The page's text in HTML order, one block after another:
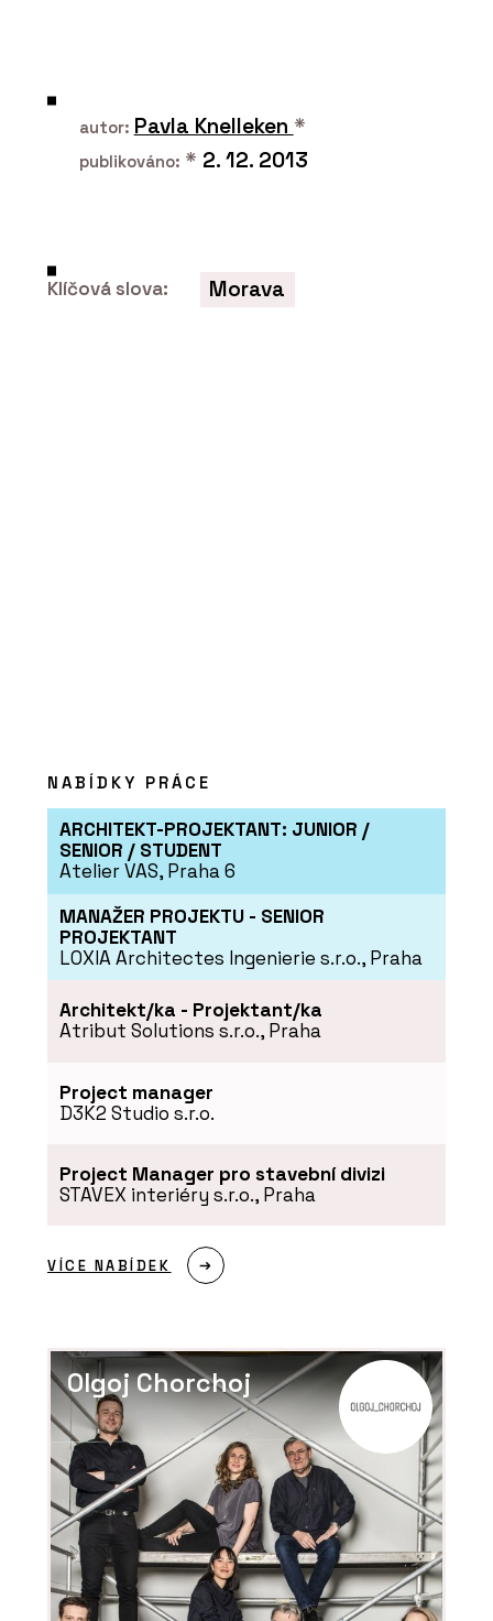
Aluprof System Czech s.r.o.
PRODUKTY
ČLÁNKY
Černá perla, klenot Ostravy, ve
autor: Pavla Knelleken *
publikováno: * 2. 12. 2013
Klíčová slova: Morava
NABÍDKY PRÁCE
ARCHITEKT-PROJEKTANT: JUNIOR /
SENIOR / STUDENT
Atelier VAS, Praha 6
MANAŽER PROJEKTU - SENIOR
PROJEKTANT
LOXIA Architectes Ingenierie s.r.o., Praha
Architekt/ka - Projektant/ka
Atribut Solutions s.r.o., Praha
Project manager
D3K2 Studio s.r.o.
Project Manager pro stavební divizi
STAVEX interiéry s.r.o., Praha
VÍCE NABÍDEK
Olgoj Chorchoj